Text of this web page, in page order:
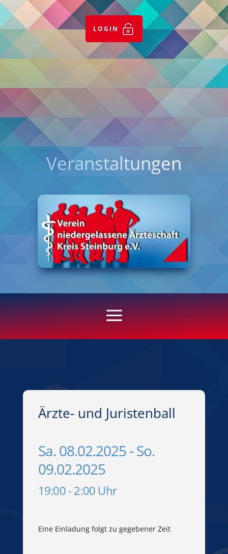

LOGIN
Veranstaltungen
a
Ärzte- und Juristenball
Sa. 08.02.2025 - So.
09.02.2025
19:00 - 2:00 Uhr
Eine Einladung folgt zu gegebener Zeit